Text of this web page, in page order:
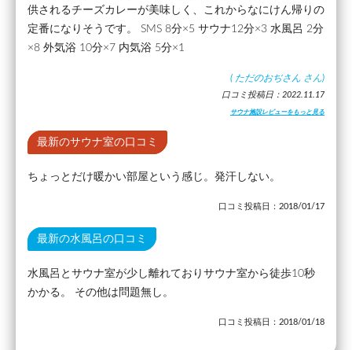
供されるチーズカレーが美味しく、これからなにけん帰りの
定番になりそうです。 SMS 8分×5 サウナ12分×3 水風呂 2分
×8 外気浴 10分×7 内気浴 5分×1
( ただのおぢさん さん)
口コミ投稿日：2022.11.17
サウナ施設レビューをもっと見る
最新のサウナ室の口コミ
ちょっとだけ暖かい部屋という感じ。発汗しない。
口コミ投稿日：2018/01/17
最新の水風呂の口コミ
水風呂とサウナ室が少し離れておりサウナ室から徒歩10秒
かかる。 その他は問題無し。
口コミ投稿日：2018/01/18